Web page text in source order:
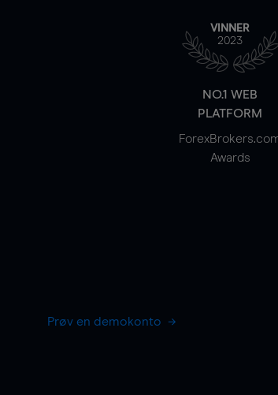
VINNER
2023
NO.1 WEB
PLATFORM
Awards
Prøv en demokonto